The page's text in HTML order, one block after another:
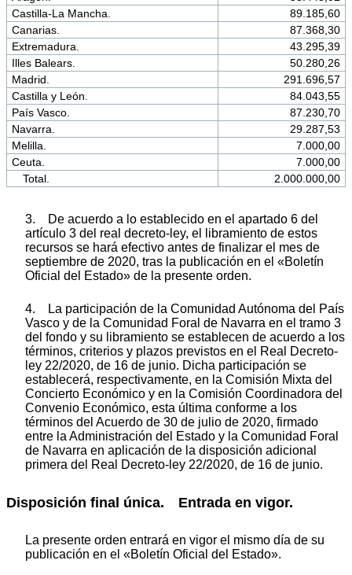
Castilla-La Mancha.
89.185,60
Canarias.
87.368,30
Extremadura.
43.295,39
Illes Balears.
50.280,26
Madrid.
291.696,57
Castilla y León.
84.043,55
País Vasco.
87.230,70
Navarra.
29.287,53
Melilla.
7.000,00
Ceuta.
7.000,00
Total.
2.000.000,00
3. De acuerdo a lo establecido en el apartado 6 del
artículo 3 del real decreto-ley, el libramiento de estos
recursos se hará efectivo antes de finalizar el mes de
septiembre de 2020, tras la publicación en el «Boletín
Oficial del Estado» de la presente orden.
4. La participación de la Comunidad Autónoma del País
Vasco y de la Comunidad Foral de Navarra en el tramo 3
del fondo y su libramiento se establecen de acuerdo a los
términos, criterios y plazos previstos en el Real Decreto-
ley 22/2020, de 16 de junio. Dicha participación se
establecerá, respectivamente, en la Comisión Mixta del
Concierto Económico y en la Comisión Coordinadora del
Convenio Económico, esta última conforme a los
términos del Acuerdo de 30 de julio de 2020, firmado
entre la Administración del Estado y la Comunidad Foral
de Navarra en aplicación de la disposición adicional
primera del Real Decreto-ley 22/2020, de 16 de junio.
Disposición final única. Entrada en vigor.
La presente orden entrará en vigor el mismo día de su
publicación en el «Boletín Oficial del Estado».